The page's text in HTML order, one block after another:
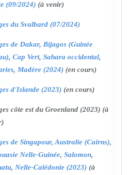
(09/2024) (à venir)
du Svalbard (07/2024)
de Dakar, Bijagos (Guinée
Cap Vert, Sahara occidental,
Madère (2024) (en cours)
d'Islande (2023) (en cours)
côte est du Groenland (2023) (à
de Singapour, Australie (Cairns),
Nelle-Guinée, Salomon,
Nelle-Calédonie (2023) (à